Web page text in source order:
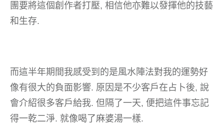
團要將這個創作者打壓, 相信他亦難以發揮他的技藝
和生存.
而這半年期間我感受到的是風水陣法對我的運勢好
像有很大的負面影響. 原因是不少客戶在占卜後, 說
會介紹很多客戶給我. 但隔了一天, 便把這件事忘記
得一乾二淨. 就像喝了麻婆湯一樣.